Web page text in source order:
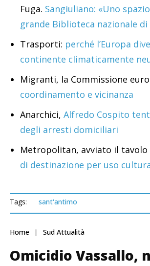
Fuga. Sangiuliano: «Uno
grande Biblioteca nazionale di
Trasporti: perché l’Europa
continente climaticamente
Migranti, la Commissione
coordinamento e vicinanza
Anarchici, Alfredo Cospito
degli arresti domiciliari
Metropolitan, avviato il tavolo
di destinazione per uso
Tags: sant'antimo
Home Sud Attualità
Omicidio Vassallo,